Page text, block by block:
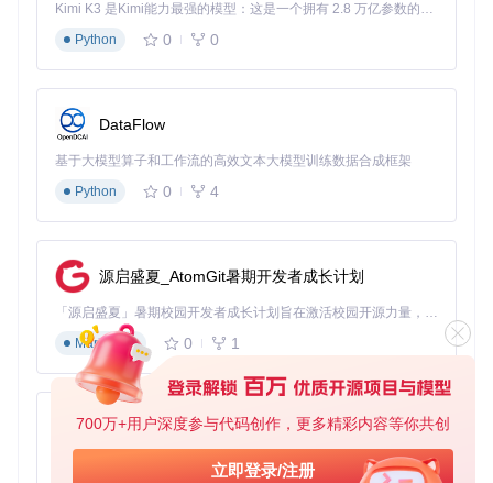
700万+用户深度参与代码创作，更多精彩内容等你共创
立即登录/注册
低代码可视
化设计
降低流程设计门槛，缩短业务流程上线周
期，提高企业敏捷性
场景落地：行业应用案例分析
制造业流程数字化方案
在制造业中，BPMN-Vue-Activiti可用于生产流程管理，实现从
订单到交付的全流程数字化。以下是一个生产任务调度流程示
销售订单创建（开始事件）
生产计划制定（用户任务）
物料采购审批（用户任务+网关）
生产任务分配（服务任务）
生产执行（用户任务）
质量检验（用户任务+排他网关）
产品入库（服务任务）
流程结束（结束事件）
通过该流程，制造企业可以实现生产过程的可视化管理，提高
生产效率，减少人为错误。
Kimi K3 是Kimi能力最强的模型：这是一个拥有 2.8 万亿参数的混合专家（MoE）模型，具备原生视觉理解能力，并支持 100 万 token 的上下文窗口。
Python
0 0
DataFlow
基于大模型算子和工作流的高效文本大模型训练数据合成框架
Python
0 4
源启盛夏_AtomGit暑期开发者成长计划
「源启盛夏」暑期校园开发者成长计划旨在激活校园开源力量，通过积分激励、认证扶持、资源倾斜等形式，引导高校组织和开发者完成「入驻 — 建项目 — 做贡献 — 获认证 — 得资源」的完整闭环。无论你是想带领社团入驻平台的组织者，还是希望用代码贡献证明自己的开发者，都能在这里找到属于你的成长路径。
Markdown
0 1
py-xiaozhi
基于Python的Xiaozhi AI，适用于想要完整Xiaozhi体验而无需拥有专用硬件的用户。